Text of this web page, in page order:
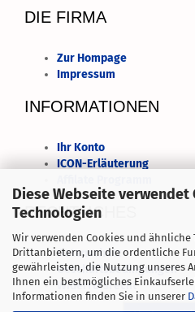
Diese Webseite verwendet
Technologien
Wir verwenden Cookies und ähnliche
Drittanbietern, um die ordentliche
gewährleisten, die Nutzung unseres
Ihnen ein bestmögliches
Informationen finden Sie in unserer
DIE FIRMA
Zur Hompage
Impressum
INFORMATIONEN
Ihr Konto
ICON-Erläuterung
RECHTLICHES
Datenschutz
Geschäftsbedingungen
Widerrufsrecht